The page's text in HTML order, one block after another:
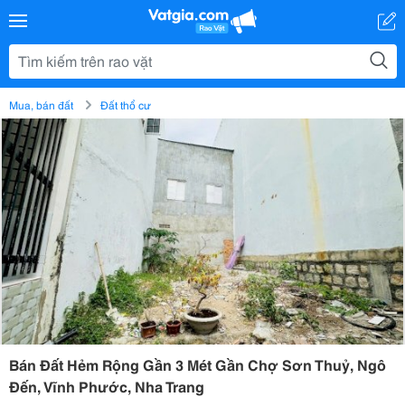
Mua, bán đất Đất thổ cư
Bán Đất Hẻm Rộng Gần 3 Mét Gần Chợ Sơn Thuỷ, Ngô
Đến, Vĩnh Phước, Nha Trang